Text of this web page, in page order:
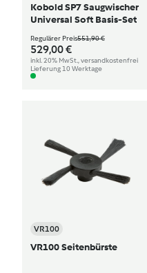
Kobold SP7 Saugwischer
Universal Soft Basis-Set
Regulärer Preis551,90 €
529,00 €
inkl. 20% MwSt., versandkostenfrei
Lieferung 10 Werktage
VR100
VR100 Seitenbürste